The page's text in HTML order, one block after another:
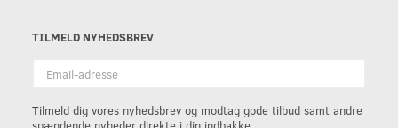
TILMELD NYHEDSBREV
adresse
Tilmeld dig vores nyhedsbrev og modtag gode tilbud samt andre
spændende nyheder direkte i din indbakke.